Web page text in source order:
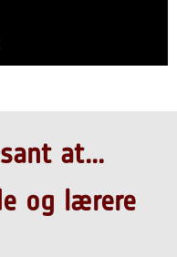
at...
og lærere